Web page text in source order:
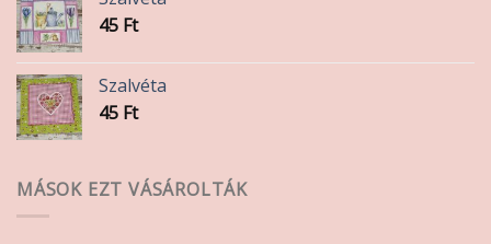
45 Ft
Szalvéta
45 Ft
MÁSOK EZT VÁSÁROLTÁK